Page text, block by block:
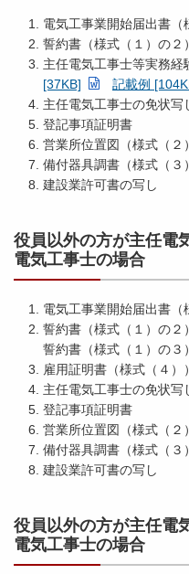
電気工事業開始届出書（
誓約書（様式（１）の２）
主任電気工事士等実務経
[37KB]
記載例
主任電気工事士の免状写
登記事項証明書
営業所位置図（様式（２
備付器具調書（様式（３
建設業許可書の写し
役員以外の方が主任電
電気工事士の場合
電気工事業開始届出書（
誓約書（様式（１）の２）
誓約書（様式（１）の３）
雇用証明書（様式（４））
主任電気工事士の免状写
登記事項証明書
営業所位置図（様式（２
備付器具調書（様式（３
建設業許可書の写し
役員以外の方が主任電
電気工事士の場合